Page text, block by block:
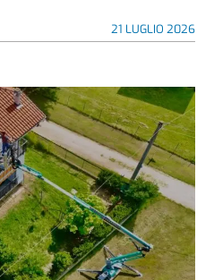
21 LUGLIO 2026